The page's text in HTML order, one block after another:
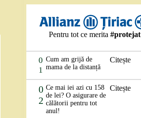
Pentru tot ce merita#protejat
0
1
Cum am grijă de
mama de la distanță
Citește
0
2
Ce mai iei azi cu 158
de lei? O asigurare de
călătorii pentru tot
anul!
Citește